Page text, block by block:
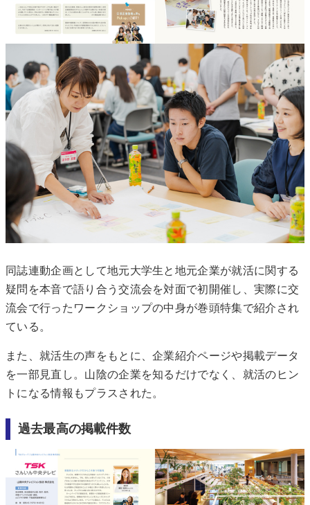
同誌連動企画として地元大学生と地元企業が就活に関する
疑問を本音で語り合う交流会を対面で初開催し、実際に交
流会で行ったワークショップの中身が巻頭特集で紹介され
ている。
また、就活生の声をもとに、企業紹介ページや掲載データ
を一部見直し。山陰の企業を知るだけでなく、就活のヒン
トになる情報もプラスされた。
過去最高の掲載件数